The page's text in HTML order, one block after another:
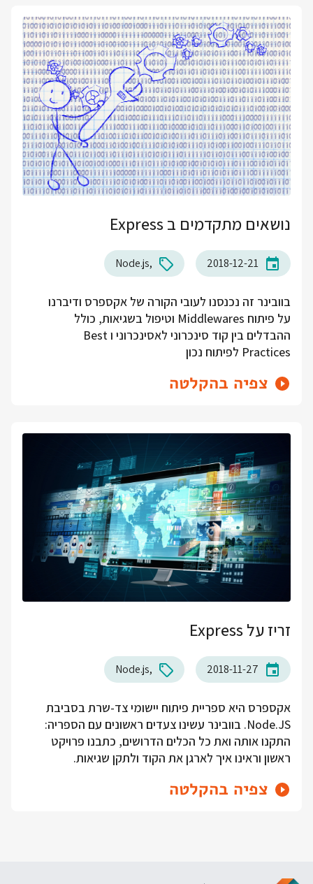
נושאים מתקדמים ב Express
2018-12-21
Node.js
בוובינר זה נכנסנו לעובי הקורה של אקספרס ודיברנו
על פיתוח Middlewares וטיפול בשגיאות, כולל
ההבדלים בין קוד סינכרוני לאסינכרוני ו Best
Practices לפיתוח נכון
צפיה בהקלטה
זריז על Express
2018-11-27
Node.js
אקספרס היא ספריית פיתוח יישומי צד-שרת בסביבת
Node.JS. בוובינר עשינו צעדים ראשונים עם הספריה:
התקנו אותה ואת כל הכלים הדרושים, כתבנו פרויקט
ראשון וראינו איך לארגן את הקוד ולתקן שגיאות.
צפיה בהקלטה